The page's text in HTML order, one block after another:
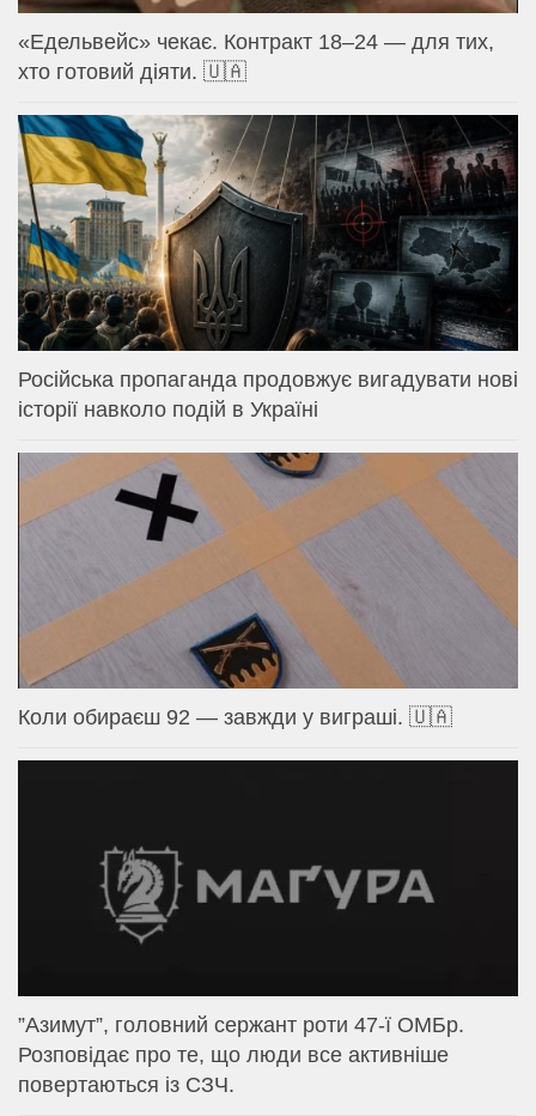
«Едельвейс» чекає. Контракт 18–24 — для тих,
хто готовий діяти. 🇺🇦
Російська пропаганда продовжує вигадувати нові
історії навколо подій в Україні
Коли обираєш 92 — завжди у виграші. 🇺🇦
⁨”Азимут”, головний сержант роти 47-ї ОМБр.
Розповідає про те, що люди все активніше
повертаються із СЗЧ.